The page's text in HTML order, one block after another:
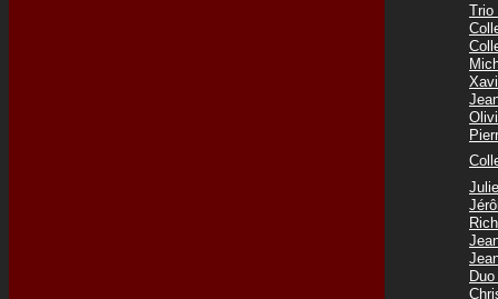
Trio